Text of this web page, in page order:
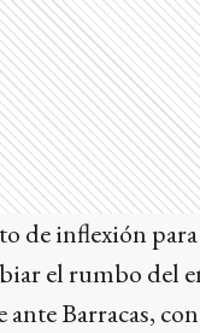
inflexión para
el rumbo del
Barracas,